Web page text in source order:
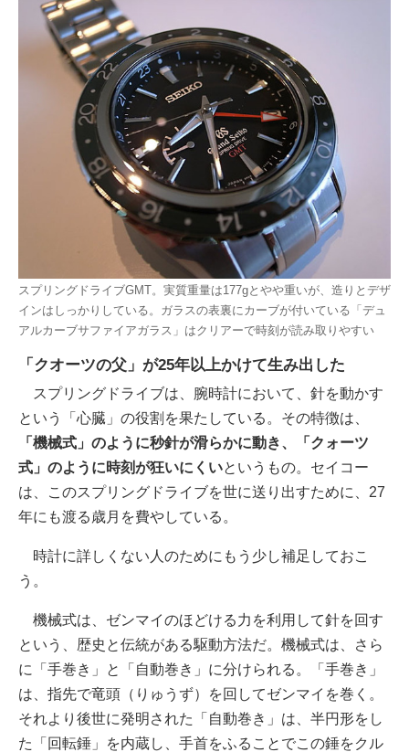
スプリングドライブGMT。実質重量は177gとやや重いが、造りとデザ
インはしっかりしている。ガラスの表裏にカーブが付いている「デュ
アルカーブサファイアガラス」はクリアーで時刻が読み取りやすい
「クオーツの父」が25年以上かけて生み出した
スプリングドライブは、腕時計において、針を動かす
という「心臓」の役割を果たしている。その特徴は、
「機械式」のように秒針が滑らかに動き、「クォーツ
式」のように時刻が狂いにくいというもの。セイコー
は、このスプリングドライブを世に送り出すために、27
年にも渡る歳月を費やしている。
時計に詳しくない人のためにもう少し補足しておこ
う。
機械式は、ゼンマイのほどける力を利用して針を回す
という、歴史と伝統がある駆動方法だ。機械式は、さら
に「手巻き」と「自動巻き」に分けられる。「手巻き」
は、指先で竜頭（りゅうず）を回してゼンマイを巻く。
それより後世に発明された「自動巻き」は、半円形をし
た「回転錘」を内蔵し、手首をふることでこの錘をクル